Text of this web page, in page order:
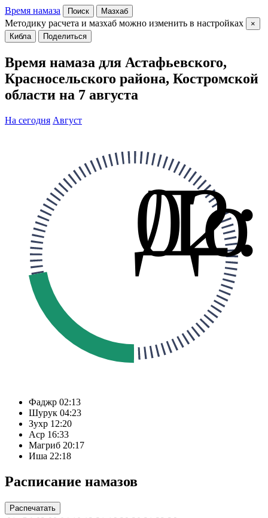
Время намаза Поиск Мазхаб
Методику расчета и мазхаб можно изменить в настройках
×
Кибла
Поделиться
Время намаза для Астафьевского,
Красносельского района, Костромской
области на 7 августа
На сегодня Август
До
Фаджр 02:13
Шурук 04:23
Зухр 12:20
Аср 16:33
Магриб 20:17
Иша 22:18
Расписание намазов
Распечатать